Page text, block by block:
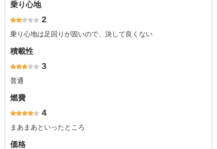
乗り心地
2
乗り心地は足回りが固いので、決して良くない
積載性
3
普通
燃費
4
まあまあといったところ
価格